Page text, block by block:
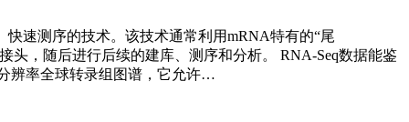
速测序的技术。该技术通常利用mRNA特有的“尾
，随后进行后续的建库、测序和分析。 RNA-Seq数据能鉴
辨率全球转录组图谱，它允许…